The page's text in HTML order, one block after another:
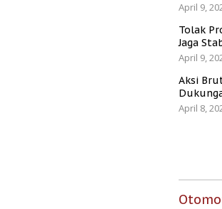
April 9,
Tolak
Jaga
April 9,
Aksi
April 8,